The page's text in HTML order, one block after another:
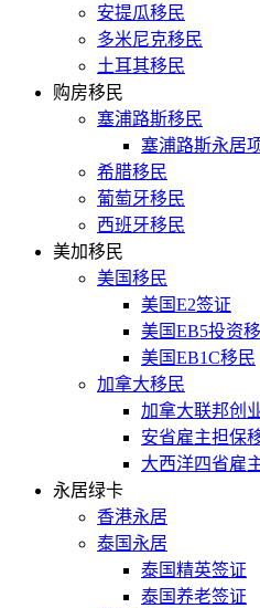
安提瓜移民
多米尼克移民
土耳其移民
购房移民
塞浦路斯移民
塞浦路斯永居
希腊移民
葡萄牙移民
西班牙移民
美加移民
美国移民
美国E2签证
美国EB5投资
美国EB1C移民
加拿大移民
加拿大联邦创
安省雇主担保
大西洋四省雇
永居绿卡
香港永居
泰国永居
泰国精英签证
泰国养老签证